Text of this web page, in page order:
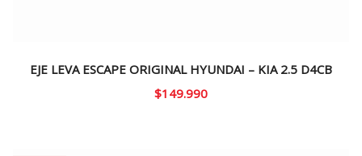
EJE LEVA ESCAPE ORIGINAL HYUNDAI – KIA 2.5 D4CB
$149.990